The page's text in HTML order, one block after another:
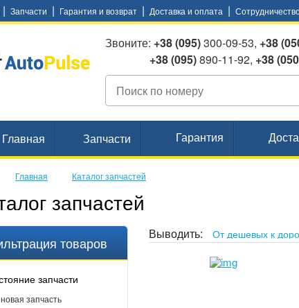
| Запчасти | Гарантия и возврат | Доставка и оплата |
Звоните: +38 (095)300-09-53, +38
+38 (095)890-11-92, +38
Главная Запчасти Гарантия
Главная Каталог запчастей
запчастей
товаров
запчасти
новая запчасть
Выводить: